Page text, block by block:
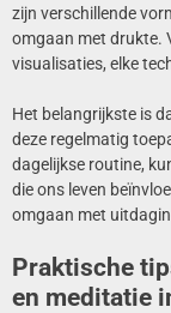
zijn verschillende
omgaan met drukte.
visualisaties, elke
Het belangrijkste is
deze regelmatig
dagelijkse routine,
die ons leven
omgaan met
Praktische
en meditatie